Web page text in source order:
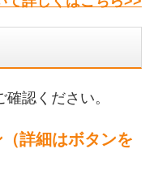
認ください。
詳細はボタンを